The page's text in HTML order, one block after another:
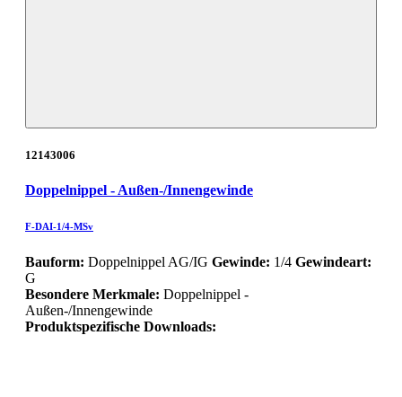
12143006
Doppelnippel - Außen-/Innengewinde
F-DAI-1/4-MSv
Bauform: Doppelnippel AG/IG Gewinde: 1/4 Gewindeart:
G
Besondere Merkmale: Doppelnippel -
Außen-/Innengewinde
Produktspezifische Downloads: